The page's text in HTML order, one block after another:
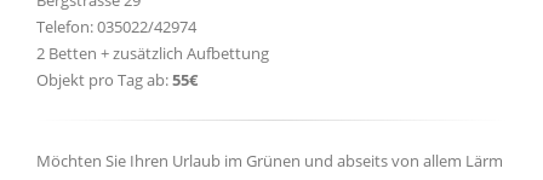
Telefon: 035022/42974
2 Betten + zusätzlich Aufbettung
Objekt pro Tag ab:55€
Möchten Sie Ihren Urlaub im Grünen und abseits von allem Lärm